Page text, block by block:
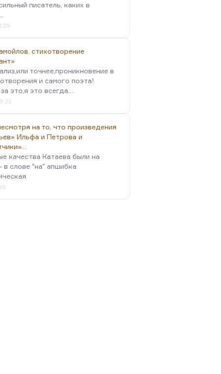
писатель, каких в
стихотворение
точнее,проникновение в
и самого поэта!
это,я это всегда…
на то, что произведения
Ильфа и Петрова и
качества Катаева были на
в слове "на" апшибка